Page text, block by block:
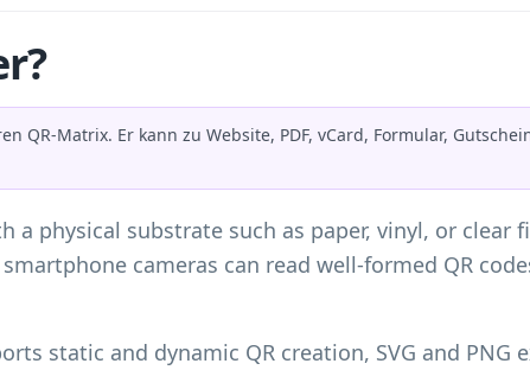
QR-Matrix. Er kann zu Website, PDF, vCard, Formular,
physical substrate such as paper, vinyl, or clear
cameras can read well-formed QR
static and dynamic QR creation, SVG and PNG